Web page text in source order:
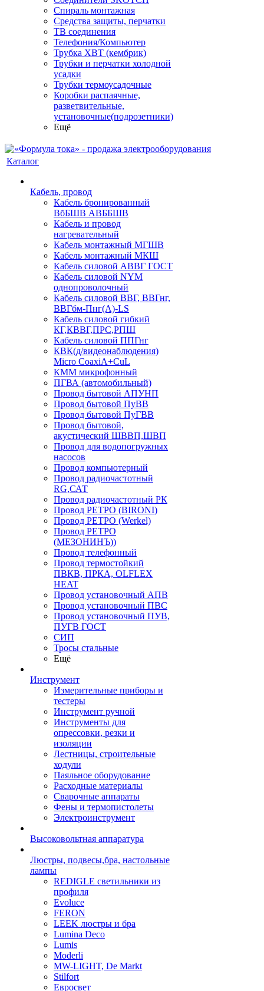
Спираль монтажная
Средства защиты, перчатки
ТВ соединения
Телефония/Компьютер
Трубка ХВТ (кембрик)
Трубки и перчатки холодной
усадки
Трубки термоусадочные
Коробки распаячные,
разветвительные,
установочные(подрозетники)
Ещё
Каталог
Кабель, провод
Кабель бронированный
ВбБШВ АВББШВ
Кабель и провод
нагревательный
Кабель монтажный МГШВ
Кабель монтажный МКШ
Кабель силовой АВВГ ГОСТ
Кабель силовой NYM
однопроволочный
Кабель силовой ВВГ, ВВГнг,
ВВГбм-Пнг(А)-LS
Кабель силовой гибкий
КГ,КВВГ,ПРС,РПШ
Кабель силовой ППГнг
КВК(д/видеонаблюдения)
Micro CoaxiA+CuL
КММ микрофонный
ПГВА (автомобильный)
Провод бытовой АПУНП
Провод бытовой ПуВВ
Провод бытовой ПуГВВ
Провод бытовой,
акустический ШВВП,ШВП
Провод для водопогружных
насосов
Провод компьютерный
Провод радиочастотный
RG,САТ
Провод радиочастотный РК
Провод РЕТРО (BIRONI)
Провод РЕТРО (Werkel)
Провод РЕТРО
(МЕЗОНИНЪ))
Провод телефонный
Провод термостойкий
ПВКВ, ПРКА, OLFLEX
HEAT
Провод установочный АПВ
Провод установочный ПВС
Провод установочный ПУВ,
ПУГВ ГОСТ
СИП
Тросы стальные
Ещё
Инструмент
Измерительные приборы и
тестеры
Инструмент ручной
Инструменты для
опрессовки, резки и
изоляции
Лестницы, строительные
ходули
Паяльное оборудование
Расходные материалы
Сварочные аппараты
Фены и термопистолеты
Электроинструмент
Высоковольтная аппаратура
Люстры, подвесы,бра, настольные
лампы
REDIGLE светильники из
профиля
Evoluce
FERON
LEEK люстры и бра
Lumina Deco
Lumis
Moderli
MW-LIGHT, De Markt
Stilfort
Евросвет